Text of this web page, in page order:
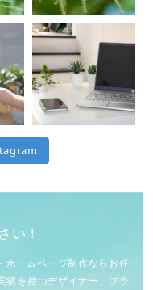
い！
ホームページ制作ならお任
を持つデザイナー、プラ